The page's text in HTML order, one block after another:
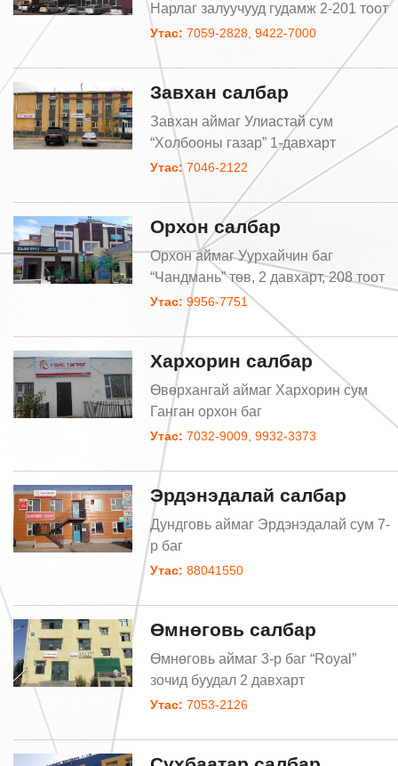
Нарлаг залуучууд гудамж 2-201 тоот
Утас: 7059-2828, 9422-7000
Завхан салбар
Завхан аймаг Улиастай сум
“Холбооны газар” 1-давхарт
Утас: 7046-2122
Орхон салбар
Орхон аймаг Уурхайчин баг
“Чандмань” төв, 2 давхарт, 208 тоот
Утас: 9956-7751
Хархорин салбар
Өвөрхангай аймаг Хархорин сум
Ганган орхон баг
Утас: 7032-9009, 9932-3373
Эрдэнэдалай салбар
Дундговь аймаг Эрдэнэдалай сум 7-
р баг
Утас: 88041550
Өмнөговь салбар
Өмнөговь аймаг 3-р баг “Royal”
зочид буудал 2 давхарт
Утас: 7053-2126